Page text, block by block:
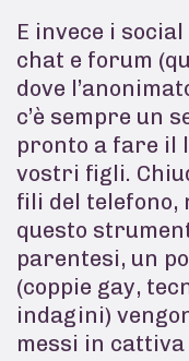
E invece i
chat e forum
dove
c’è sempre un
pronto a fare il
vostri figli.
fili del telefono,
questo
parentesi, un
(coppie gay,
indagini)
messi in